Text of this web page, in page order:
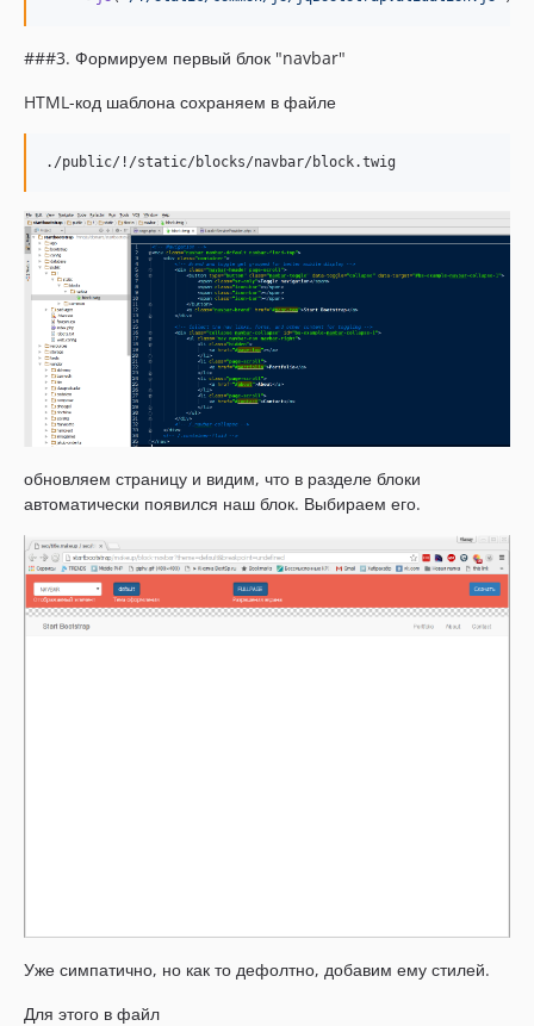
###3. Формируем первый блок "navbar"
HTML-код шаблона сохраняем в файле
обновляем страницу и видим, что в разделе блоки
автоматически появился наш блок. Выбираем его.
Уже симпатично, но как то дефолтно, добавим ему стилей.
Для этого в файл